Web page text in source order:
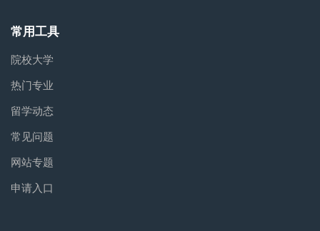
常用工具
院校大学
热门专业
留学动态
常见问题
网站专题
申请入口